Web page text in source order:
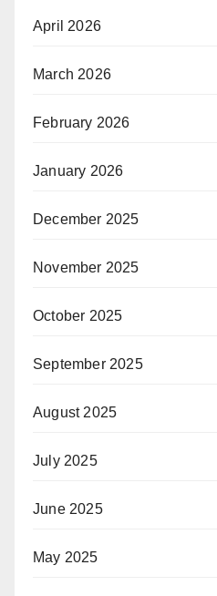
April 2026
March 2026
February 2026
January 2026
December 2025
November 2025
October 2025
September 2025
August 2025
July 2025
June 2025
May 2025